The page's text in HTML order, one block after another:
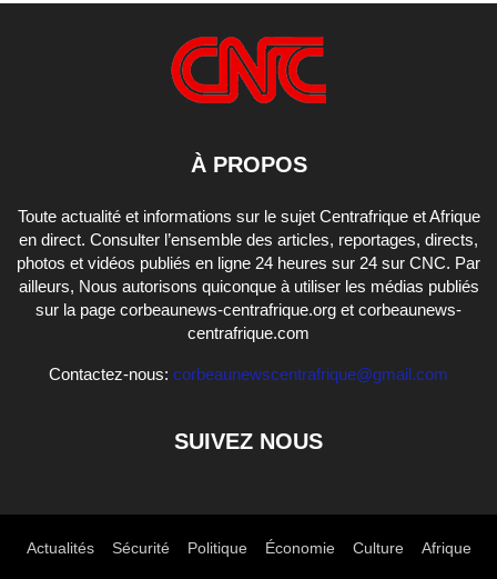
À PROPOS
Toute actualité et informations sur le sujet Centrafrique et Afrique
en direct. Consulter l’ensemble des articles, reportages, directs,
photos et vidéos publiés en ligne 24 heures sur 24 sur CNC. Par
ailleurs, Nous autorisons quiconque à utiliser les médias publiés
sur la page corbeaunews-centrafrique.org et corbeaunews-
centrafrique.com
Contactez-nous: corbeaunewscentrafrique@gmail.com
SUIVEZ NOUS
Actualités Sécurité Politique Économie Culture Afrique